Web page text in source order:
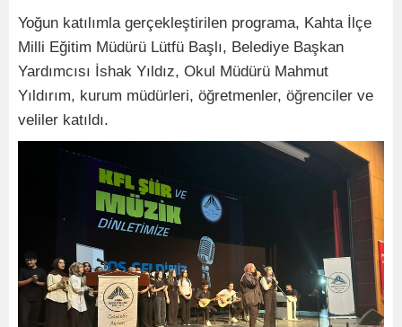
Yoğun katılımla gerçekleştirilen programa, Kahta İlçe
Milli Eğitim Müdürü Lütfü Başlı, Belediye Başkan
Yardımcısı İshak Yıldız, Okul Müdürü Mahmut
Yıldırım, kurum müdürleri, öğretmenler, öğrenciler ve
veliler katıldı.